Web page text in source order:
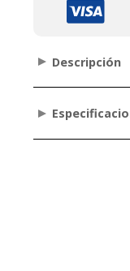
Descripción